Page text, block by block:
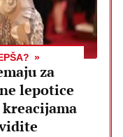
za
lepotice